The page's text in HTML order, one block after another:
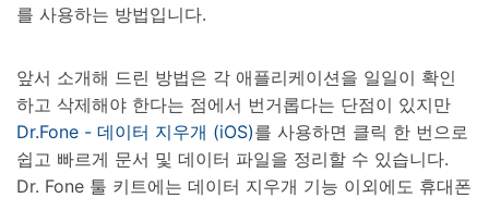
를 사용하는 방법입니다.
앞서 소개해 드린 방법은 각 애플리케이션을 일일이 확인
하고 삭제해야 한다는 점에서 번거롭다는 단점이 있지만
Dr.Fone - 데이터 지우개 (iOS)를 사용하면 클릭 한 번으로
쉽고 빠르게 문서 및 데이터 파일을 정리할 수 있습니다.
Dr. Fone 툴 키트에는 데이터 지우개 기능 이외에도 휴대폰